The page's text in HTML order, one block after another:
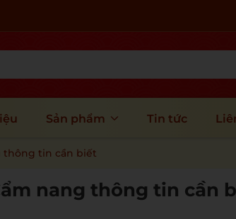
Sản phẩm Tin tức
thông tin cần biết
nang thông tin cần